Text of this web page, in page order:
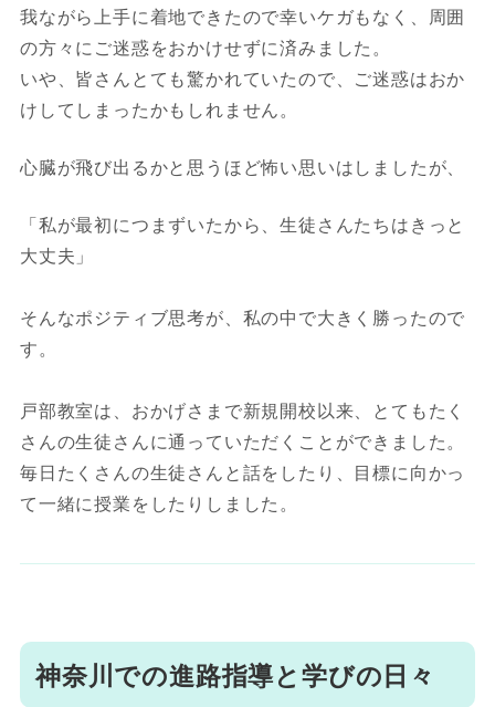
我ながら上手に着地できたので幸いケガもなく、周囲
の方々にご迷惑をおかけせずに済みました。
いや、皆さんとても驚かれていたので、ご迷惑はおか
けしてしまったかもしれません。
心臓が飛び出るかと思うほど怖い思いはしましたが、
「私が最初につまずいたから、生徒さんたちはきっと
大丈夫」
そんなポジティブ思考が、私の中で大きく勝ったので
す。
戸部教室は、おかげさまで新規開校以来、とてもたく
さんの生徒さんに通っていただくことができました。
毎日たくさんの生徒さんと話をしたり、目標に向かっ
て一緒に授業をしたりしました。
神奈川での進路指導と学びの日々